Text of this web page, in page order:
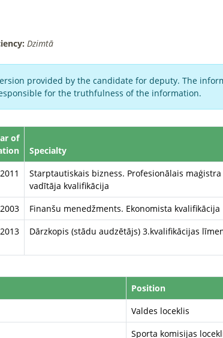
Dzimtā
provided by the candidate for deputy. The
for the truthfulness of the information.
of
Specialty
2011
Starptautiskais bizness. Profesionālais
vadītāja kvalifikācija
2003
Finanšu menedžments. Ekonomista kvalifikācija
2013 Dārzkopis (stādu audzētājs) 3.kvalifikācijas
Position
Valdes loceklis
Sporta komisijas